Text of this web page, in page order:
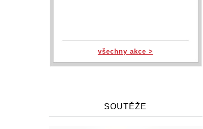
všechny akce >
SOUTĚŽE